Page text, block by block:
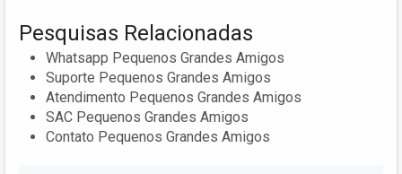
Pesquisas Relacionadas
Whatsapp Pequenos Grandes Amigos
Suporte Pequenos Grandes Amigos
Atendimento Pequenos Grandes Amigos
SAC Pequenos Grandes Amigos
Contato Pequenos Grandes Amigos